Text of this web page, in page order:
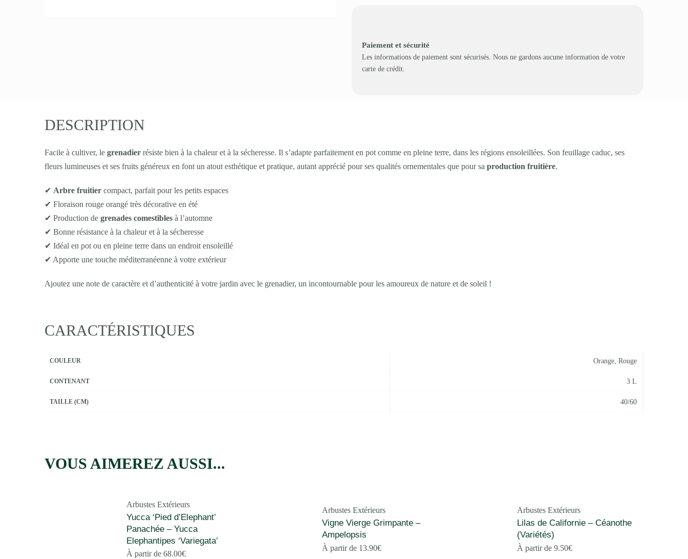
Paiement et sécurité
Les informations de paiement sont sécurisés. Nous ne gardons aucune information de votre
carte de crédit.
DESCRIPTION
Facile à cultiver, le grenadier résiste bien à la chaleur et à la sécheresse. Il s’adapte parfaitement en pot comme en pleine terre, dans les régions ensoleillées. Son feuillage caduc, ses
fleurs lumineuses et ses fruits généreux en font un atout esthétique et pratique, autant apprécié pour ses qualités ornementales que pour sa production fruitière.
✔ Arbre fruitier compact, parfait pour les petits espaces
✔ Floraison rouge orangé très décorative en été
✔ Production de grenades comestibles à l’automne
✔ Bonne résistance à la chaleur et à la sécheresse
✔ Idéal en pot ou en pleine terre dans un endroit ensoleillé
✔ Apporte une touche méditerranéenne à votre extérieur
Ajoutez une note de caractère et d’authenticité à votre jardin avec le grenadier, un incontournable pour les amoureux de nature et de soleil !
CARACTÉRISTIQUES
COULEUR Orange Rouge
CONTENANT 3 L
TAILLE (CM) 40/60
VOUS AIMEREZ AUSSI...
Arbustes Extérieurs
Yucca ‘Pied d’Elephant’
Panachée – Yucca
Elephantipes ‘Variegata’
À partir de 68.00€
Arbustes Extérieurs
Vigne Vierge Grimpante –
Ampelopsis
À partir de 13.90€
Arbustes Extérieurs
Lilas de Californie – Céanothe
(Variétés)
À partir de9.50€